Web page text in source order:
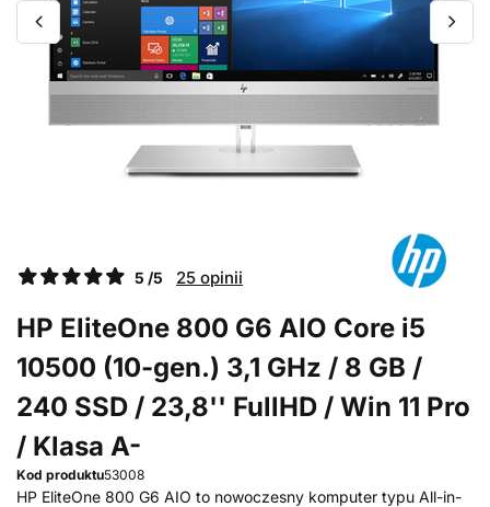
5 /5 25 opinii
HP EliteOne 800 G6 AIO Core i5
10500 (10-gen.) 3,1 GHz / 8 GB /
240 SSD / 23,8'' FullHD / Win 11 Pro
/ Klasa A-
Kod produktu53008
HP EliteOne 800 G6 AIO to nowoczesny komputer typu All-in-